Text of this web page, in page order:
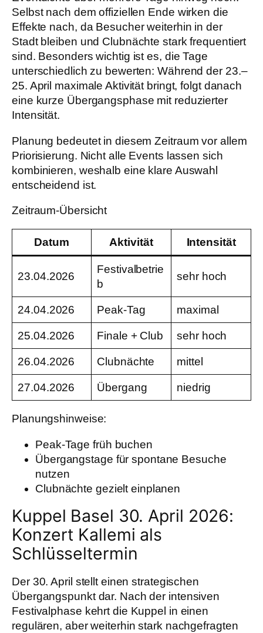
Selbst nach dem offiziellen Ende wirken die
Effekte nach, da Besucher weiterhin in der
Stadt bleiben und Clubnächte stark frequentiert
sind. Besonders wichtig ist es, die Tage
unterschiedlich zu bewerten: Während der 23.–
25. April maximale Aktivität bringt, folgt danach
eine kurze Übergangsphase mit reduzierter
Intensität.
Planung bedeutet in diesem Zeitraum vor allem
Priorisierung. Nicht alle Events lassen sich
kombinieren, weshalb eine klare Auswahl
entscheidend ist.
Zeitraum-Übersicht
Datum Aktivität Intensität
23.04.2026
Festivalbetrie
b
sehr hoch
24.04.2026 Peak-Tag maximal
25.04.2026 Finale + Club sehr hoch
26.04.2026 Clubnächte mittel
27.04.2026 Übergang niedrig
Planungshinweise:
Peak-Tage früh buchen
Übergangstage für spontane Besuche
nutzen
Clubnächte gezielt einplanen
Kuppel Basel 30. April 2026:
Konzert Kallemi als
Schlüsseltermin
Der 30. April stellt einen strategischen
Übergangspunkt dar. Nach der intensiven
Festivalphase kehrt die Kuppel in einen
regulären, aber weiterhin stark nachgefragten